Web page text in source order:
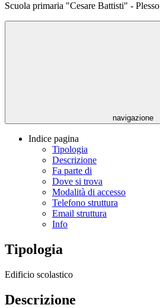
Scuola primaria "Cesare Battisti" - Plesso
navigazione
Indice pagina
Tipologia
Descrizione
Fa parte di
Dove si trova
Modalità di accesso
Telefono struttura
Email struttura
Info
Tipologia
Edificio scolastico
Descrizione